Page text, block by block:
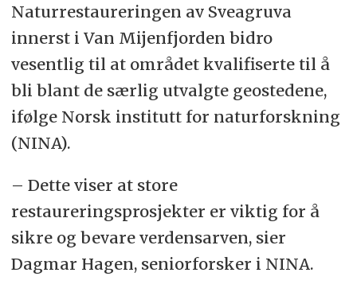
Naturrestaureringen av Sveagruva
innerst i Van Mijenfjorden bidro
vesentlig til at området kvalifiserte til å
bli blant de særlig utvalgte geostedene,
ifølge Norsk institutt for naturforskning
(NINA).
– Dette viser at store
restaureringsprosjekter er viktig for å
sikre og bevare verdensarven, sier
Dagmar Hagen, seniorforsker i NINA.